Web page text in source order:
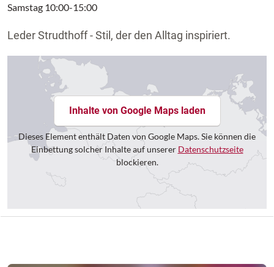
Samstag 10:00-15:00
Leder Strudthoff - Stil, der den Alltag inspiriert.
Inhalte von Google Maps laden
Dieses Element enthält Daten von Google Maps. Sie können die
Einbettung solcher Inhalte auf unserer Datenschutzseite
blockieren.